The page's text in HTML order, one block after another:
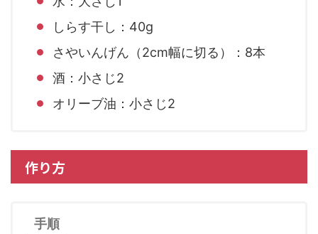
しらす干し：40g
さやいんげん（2cm幅に切る）：8本
酒：小さじ2
オリーブ油：小さじ2
作り方
手順